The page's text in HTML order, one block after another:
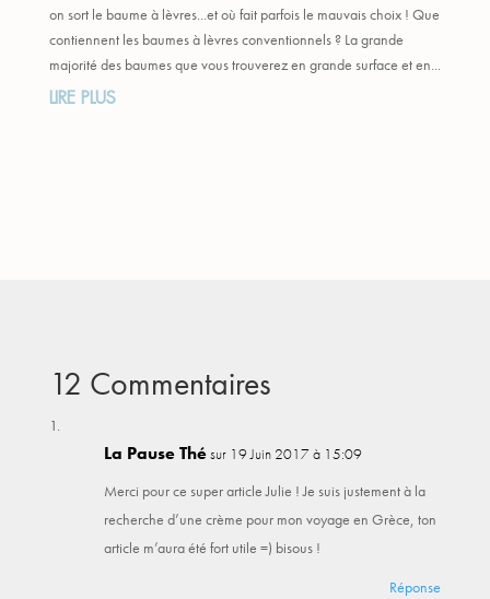
on sort le baume à lèvres...et où fait parfois le mauvais choix ! Que
contiennent les baumes à lèvres conventionnels ? La grande
majorité des baumes que vous trouverez en grande surface et en...
LIRE PLUS
12 Commentaires
La Pause Thésur 19 Juin 2017 à 15:09
Merci pour ce super article Julie ! Je suis justement à la
recherche d’une crème pour mon voyage en Grèce, ton
article m’aura été fort utile =) bisous !
Réponse